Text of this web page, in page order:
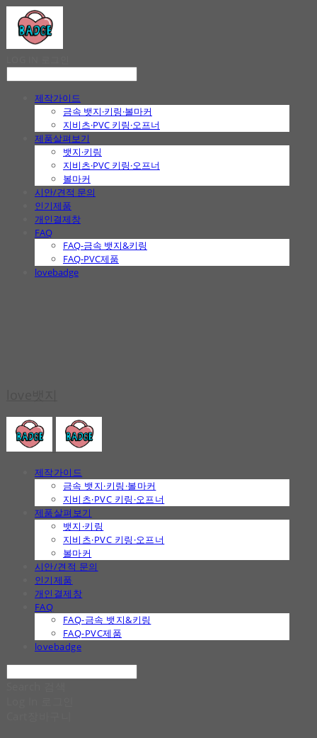
제작가이드
금속 뱃지·키링·볼마커
지비츠·PVC 키링·오프너
제품살펴보기
뱃지·키링
지비츠·PVC 키링·오프너
볼마커
시안/견적 문의
인기제품
개인결제창
FAQ
FAQ-금속 뱃지&키링
FAQ-PVC제품
lovebadge
제작가이드
금속 뱃지·키링·볼마커
지비츠·PVC 키링·오프너
제품살펴보기
뱃지·키링
지비츠·PVC 키링·오프너
볼마커
시안/견적 문의
인기제품
개인결제창
FAQ
FAQ-금속 뱃지&키링
FAQ-PVC제품
lovebadge